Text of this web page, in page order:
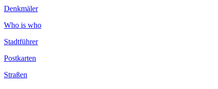
Denkmäler
Who is who
Stadtführer
Postkarten
Straßen